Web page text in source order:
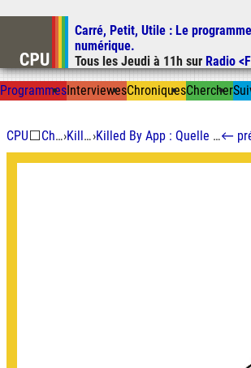
Carré, Petit, Utile : Le
numérique.
Tous les Jeudi à 11h sur Radio
ProgrammesInterviewesChroniquesChercher
CPU⬜ Chroniques› Killed By App› Killed By App : Quelle autonomie pour les voitures autonomes ?←